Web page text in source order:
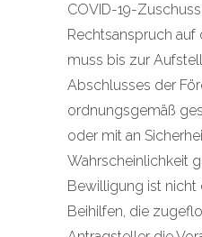
COVID-19-
Rechtsanspruch auf
muss bis zur
Abschlusses der
ordnungsgemäß
oder mit an
Wahrscheinlichkeit
Bewilligung ist nicht
Beihilfen, die